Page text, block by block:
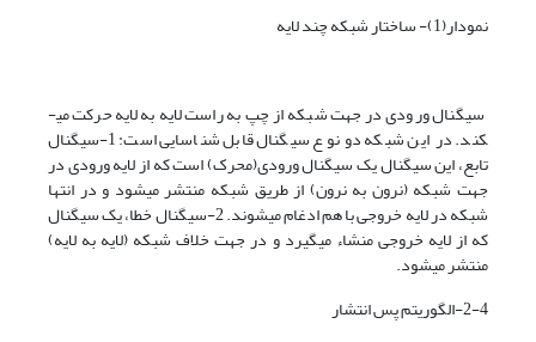
نمودار(1)- ساختار شبکه چند لایه
سیگنال ورودی در جهت شبکه از چپ به راست لایه به لایه حرکت می­
کند. در این شبکه دو نوع سیگنال قابل شناسایی است: 1-سیگنال
تابع، این سیگنال یک سیگنال ورودی(محرک) است که از لایه ورودی در
جهت شبکه (نرون به نرون) از طریق شبکه منتشر می­شود و در انتها
شبکه در لایه خروجی با هم ادغام می­شوند. 2-سیگنال خطا، یک سیگنال
که از لایه خروجی منشاء می­گیرد و در جهت خلاف شبکه (لایه به لایه)
منتشر می­شود.
2-4-الگوریتم پس انتشار